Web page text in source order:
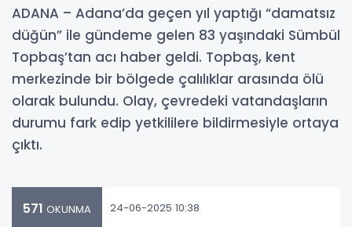
ADANA – Adana’da geçen yıl yaptığı “damatsız
düğün” ile gündeme gelen 83 yaşındaki Sümbül
Topbaş’tan acı haber geldi. Topbaş, kent
merkezinde bir bölgede çalılıklar arasında ölü
olarak bulundu. Olay, çevredeki vatandaşların
durumu fark edip yetkililere bildirmesiyle ortaya
çıktı.
571 OKUNMA 24-06-2025 10:38